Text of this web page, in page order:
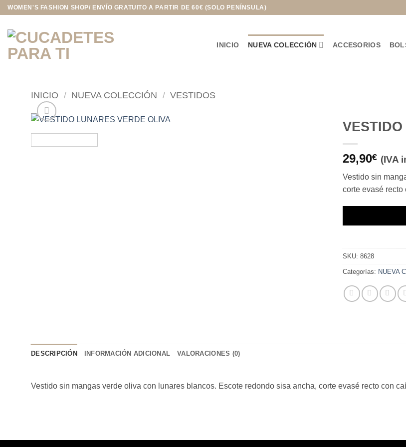
Saltar
contenido
WOMEN'S FASHION SHOP/ ENVÍO GRATUITO A PARTIR DE 60€ (SOLO PENÍNSULA)
INICIO NUEVA COLECCIÓN ACCESORIOS
INICIO / NUEVA COLECCIÓN / VESTIDOS
29,90€ (IVA
Vestido sin
corte evasé recto
SKU: 8628
Categorías: NUEVA
DESCRIPCIÓN INFORMACIÓN ADICIONAL VALORACIONES (0)
Vestido sin mangas verde oliva con lunares blancos. Escote redondo sisa ancha, corte evasé recto con